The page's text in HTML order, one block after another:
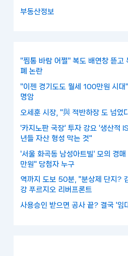
부동산정보
"찜통 바람 어쩔" 복도 배연창 뜯고
폐 논란
"이젠 경기도도 월세 100만원 시대
명암
오세훈 시장, "與 적반하장 도 넘었
'카지노판 국장' 투자 강요 '생산적
년들 자산 형성 막는 것"
'서울 화곡동 남성아트빌' 모의 경
만원" 당첨자 누구
역까지 도보 50분, "분상제 단지?
강 푸르지오 리버프론트
사용승인 받으면 공사 끝? 결국 '임